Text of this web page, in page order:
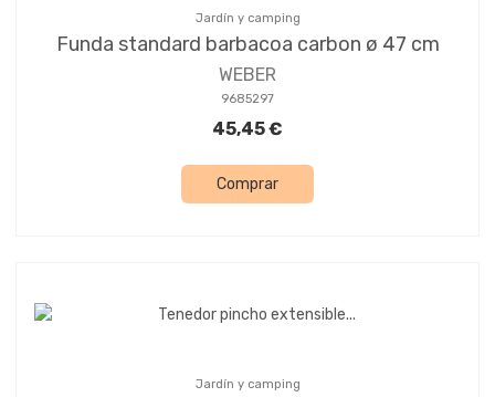
Jardín y camping
Funda standard barbacoa carbon ø 47 cm
WEBER
9685297
45,45 €
Comprar
Jardín y camping